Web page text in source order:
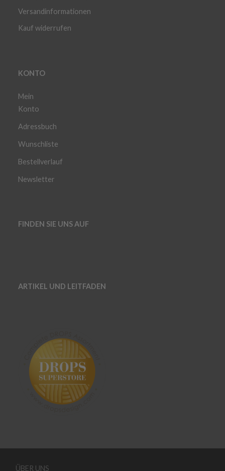
Versandinformationen
Kauf widerrufen
KONTO
Mein
Konto
Adressbuch
Wunschliste
Bestellverlauf
Newsletter
FINDEN SIE UNS AUF
ARTIKEL UND LEITFADEN
ÜBER UNS